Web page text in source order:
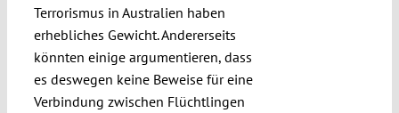
Terrorismus in Australien haben
erhebliches Gewicht. Andererseits
könnten einige argumentieren, dass
es deswegen keine Beweise für eine
Verbindung zwischen Flüchtlingen